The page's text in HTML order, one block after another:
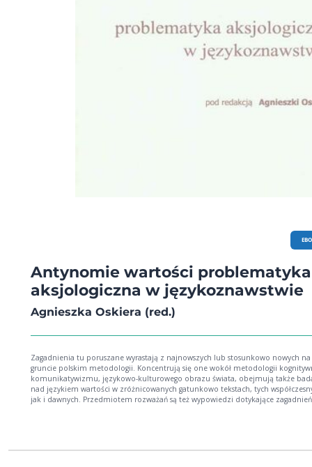
Antynomie wartości problematyka
aksjologiczna w językoznawstwie
Agnieszka Oskiera (red.)
Zagadnienia tu poruszane wyrastają z najnowszych lub stosunkowo nowych na
gruncie polskim metodologii. Koncentrują się one wokół metodologii
komunikatywizmu, językowo-kulturowego obrazu świata, obejmują także
nad językiem wartości w zróżnicowanych gatunkowo tekstach, tych
jak i dawnych. Przedmiotem rozważań są też wypowiedzi dotykające zagadnień